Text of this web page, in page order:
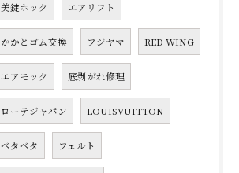
美錠ホック エアリフト
かかとゴム交換 フジヤマ RED WING
エアモック 底剥がれ修理
ローテジャパン LOUISVUITTON
ベタベタ フェルト